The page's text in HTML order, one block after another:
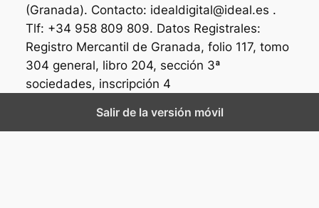
(Granada). Contacto: idealdigital@ideal.es .
Tlf: +34 958 809 809. Datos Registrales:
Registro Mercantil de Granada, folio 117, tomo
304 general, libro 204, sección 3ª
sociedades, inscripción 4
Salir de la versión móvil